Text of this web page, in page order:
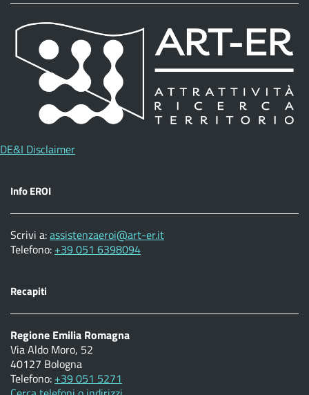
DE&I Disclaimer
Info EROI
Scrivi a:assistenzaeroi@art-er.it
Telefono: +39 051 6398094
Recapiti
Regione Emilia Romagna
Via Aldo Moro, 52
40127 Bologna
Telefono: +39 051 5271